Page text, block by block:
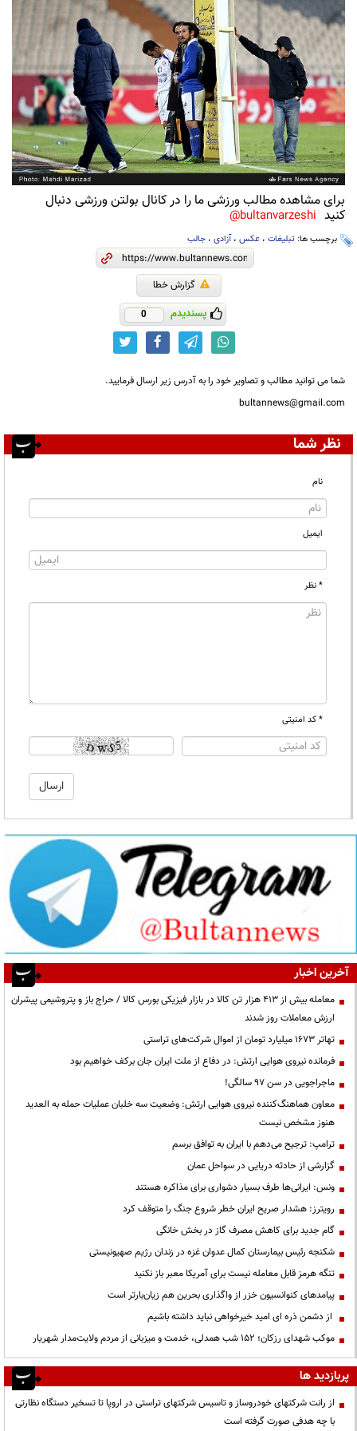
برای مشاهده مطالب ورزشی ما را در کانال بولتن ورزشی دنبال
کنید bultanvarzeshi@
برچسب ها: تبلیغات ، عکس ،آزادی ، جالب
گزارش خطا
پسندیدم 0
شما می توانید مطالب و تصاویر خود را به آدرس زیر ارسال فرمایید.
bultannews@gmail.com
نظر شما
نام
ایمیل
* نظر
* کد امنیتی
آخرین اخبار
معامله بیش از ۴۱۳ هزار تن کالا در بازار فیزیکی بورس کالا / حراج باز و پتروشیمی پیشران
ارزش معاملات روز شدند
تهاتر ۱۶۷۳ میلیارد تومان از اموال شرکت‌های تراستی
فرمانده نیروی هوایی ارتش: در دفاع از ملت ایران جان برکف خواهیم بود
ماجراجویی در سن ۹۷ سالگی!
معاون هماهنگ‌کننده نیروی هوایی ارتش: وضعیت سه خلبان عملیات حمله به العدید
هنوز مشخص نیست
ترامپ: ترجیح می‌دهم با ایران به توافق برسم
گزارشی از حادثه دریایی در سواحل عمان
ونس: ایرانی‌ها طرف بسیار دشواری برای مذاکره هستند
رویترز: هشدار صریح ایران خطر شروع جنگ را متوقف کرد
گام جدید برای کاهش مصرف گاز در بخش خانگی
شکنجه رئیس بیمارستان کمال عدوان غزه در زندان رژیم صهیونیستی
تنگه هرمز قابل معامله نیست برای آمریکا معبر باز نکنید
پیامدهای کنوانسیون خزر از واگذاری بحرین هم زیان‌بارتر است
از دشمن ذره ای امید خیرخواهی نباید داشته باشیم
موکب شهدای رزکان؛ ۱۵۲ شب همدلی، خدمت و میزبانی از مردم ولایت‌مدار شهریار
پربازدید ها
از رانت‌ شرکتهای خودروساز و تاسیس شرکتهای تراستی در اروپا تا تسخیر دستگاه نظارتی
با چه هدفی صورت گرفته است